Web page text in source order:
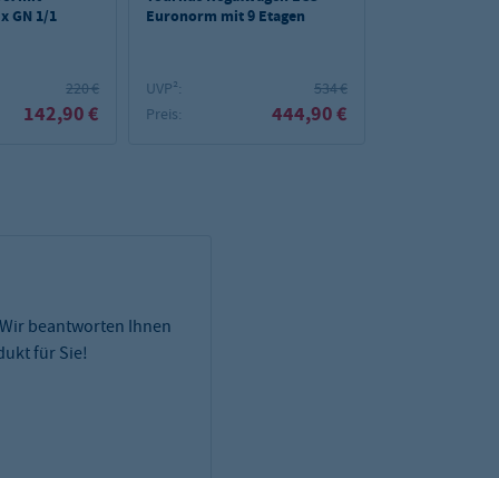
GN 1/1
220 €
142,90 €
Euronorm mit 9 Etagen
UVP²:
534 €
Preis:
444,90 €
beantworten Ihnen
für Sie!